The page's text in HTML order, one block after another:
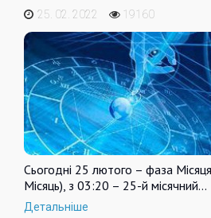
25. 02. 2022
19160
Сьогодні 25 лютого – фаза
Місяць), з 03:20 – 25-й місячний…
Детальніше